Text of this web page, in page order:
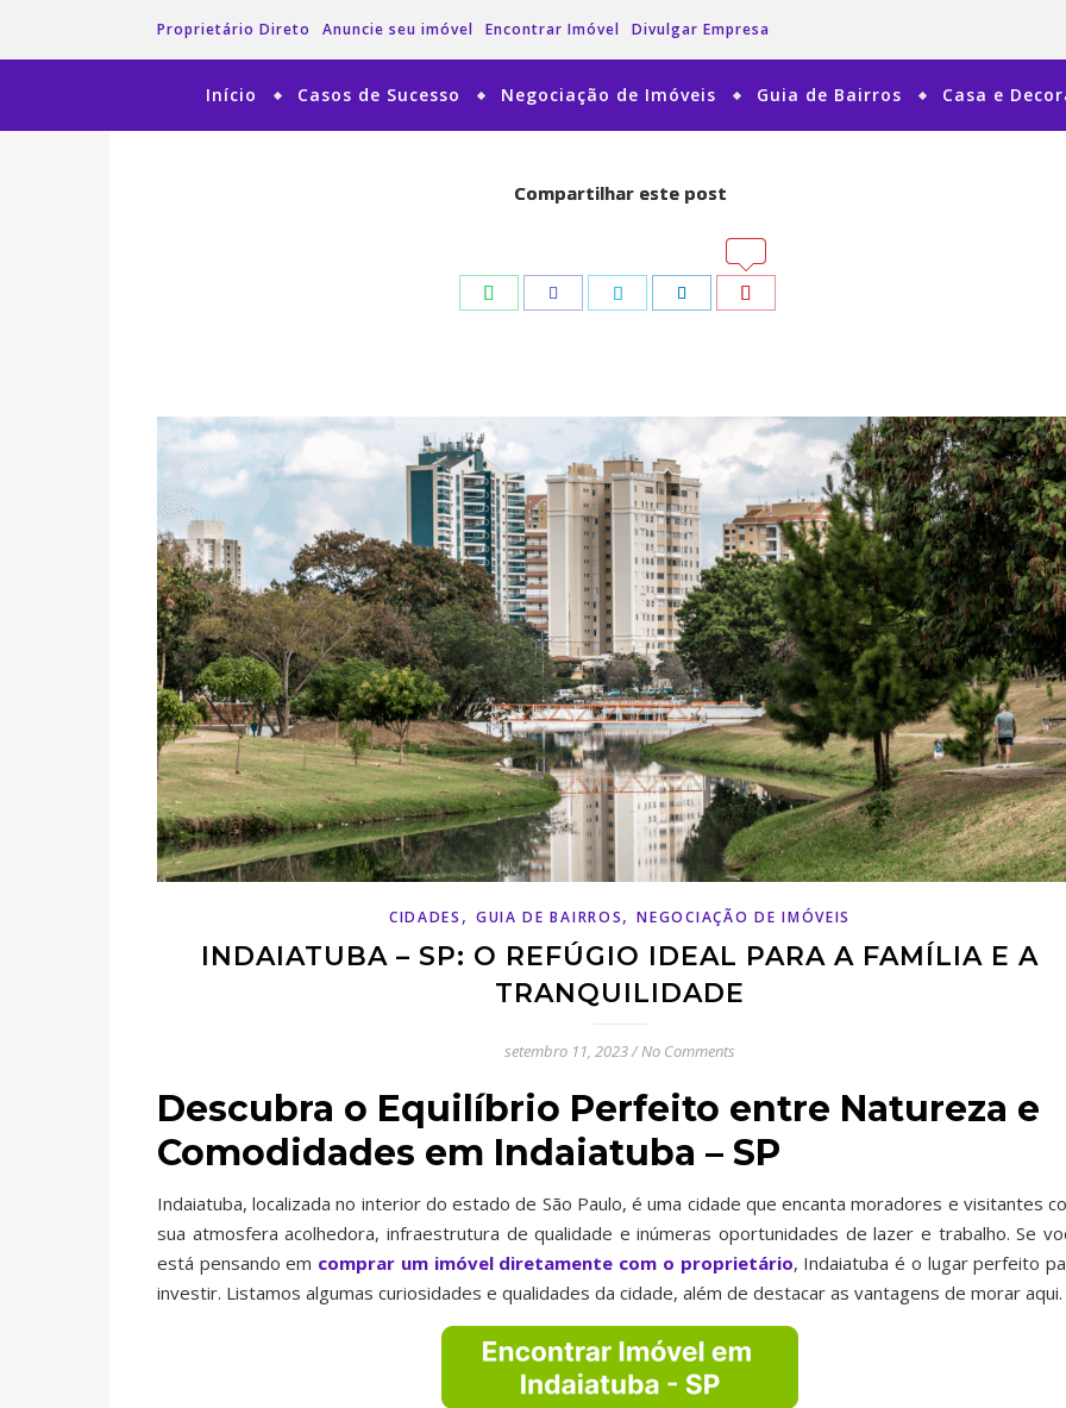
Proprietário Direto Anuncie seu imóvel Encontrar Imóvel Divulgar Empresa
Início Casos de Sucesso Negociação de Imóveis Guia de Bairros Casa e
CIDADES , GUIA DE BAIRROS,NEGOCIAÇÃO DE IMÓVEIS
INDAIATUBA – SP: O REFÚGIO IDEAL PARA A FAMÍLIA E A
TRANQUILIDADE
setembro 11, 2023/No Comments
Compartilhar este post
WhatsAppFacebook LinkedIn
Descubra o Equilíbrio Perfeito entre Natureza e
Comodidades em Indaiatuba – SP
Indaiatuba, localizada no interior do estado de São Paulo, é uma cidade que encanta moradores e visitantes
sua atmosfera acolhedora, infraestrutura de qualidade e inúmeras oportunidades de lazer e trabalho. Se
está pensando em comprar um imóvel diretamente com o proprietário, Indaiatuba é o lugar perfeito
investir. Listamos algumas curiosidades e qualidades da cidade, além de destacar as vantagens de morar aqui.
Compartilhar este post
WhatsAppFacebook LinkedIn